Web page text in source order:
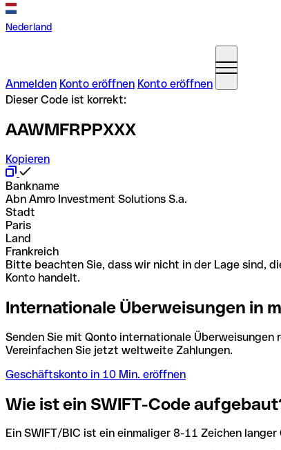
Nederland
Anmelden Konto eröffnen Konto eröffnen
Dieser Code ist korrekt:
AAWMFRPPXXX
Kopieren
Bankname
Abn Amro Investment Solutions S.a.
Stadt
Paris
Land
Frankreich
Bitte beachten Sie, dass wir nicht in der Lage sind,
Konto handelt.
Internationale Überweisungen in
Senden Sie mit Qonto internationale Überweisungen
Vereinfachen Sie jetzt weltweite Zahlungen.
Geschäftskonto in 10 Min. eröffnen
Wie ist ein SWIFT-Code
Ein SWIFT/BIC ist ein einmaliger 8-11 Zeichen